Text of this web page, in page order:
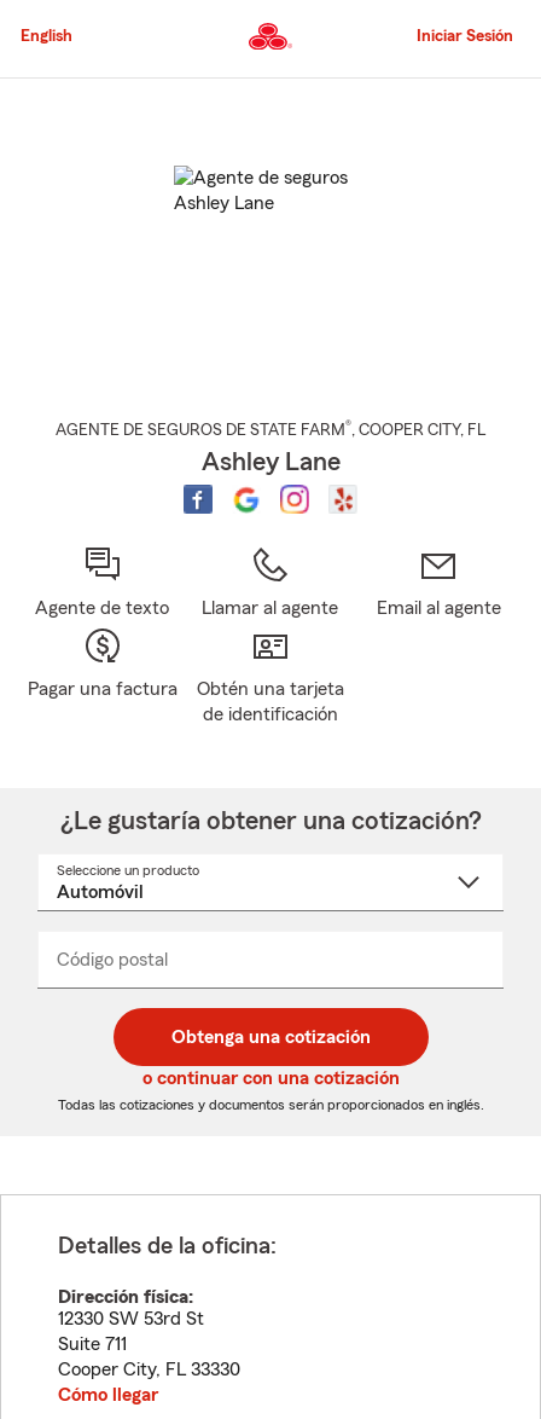
al
principal
English Iniciar Sesión
AGENTE DE SEGUROS DE STATE FARM®, COOPER CITY, FL
Ashley Lane
Agente de texto Llamar al agente Email al agente
Pagar una factura
Obtén una tarjeta
de identificación
¿Le gustaría obtener una cotización?
Seleccione un producto
desplegable
Código postal
de
5
dígitos
de
5
dígitos
_____
Obtenga una cotización
o continuar con una cotización
Todas las cotizaciones y documentos serán proporcionados en inglés.
Detalles de la oficina:
Dirección física:
12330 SW 53rd St
Suite 711
Cooper City, FL 33330
Cómo llegar